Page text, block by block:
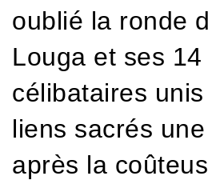
oublié la ronde
Louga et ses
célibataires
liens sacrés
après la